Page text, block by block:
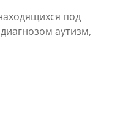
под
аутизм,